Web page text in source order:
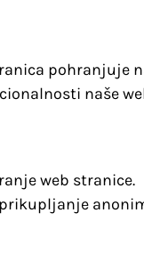
pohranjuje
naše
web stranice.